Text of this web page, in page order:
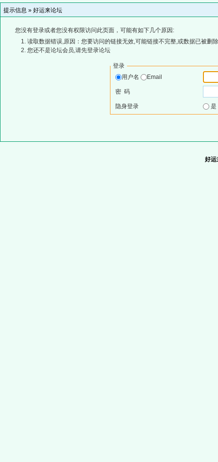
提示信息 » 好运来论坛
您没有登录或者您没有权限访问此页面，可能有如下几个原因:
读取数据错误,原因：您要访问的链接无效,可能链接不完整,或数据已被删
您还不是论坛会员,请先登录论坛
登录
用户名
Email
密 码
隐身登录
好